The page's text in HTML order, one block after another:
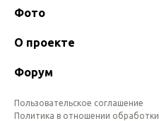
Фото
О проекте
Форум
Пользовательское соглашение
Политика в отношении обработки